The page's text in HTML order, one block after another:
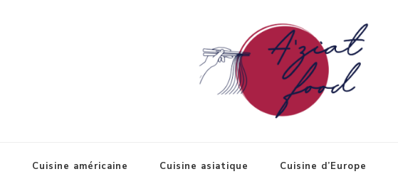
Cuisine américaine Cuisine asiatique Cuisine d’Europe